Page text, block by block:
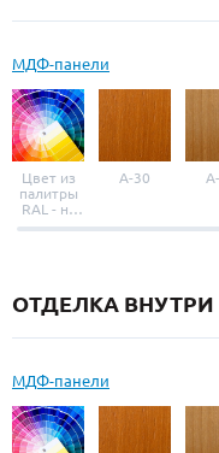
МДФ-панели
Цвет из
палитры
RAL - на
выбор
A-30
ОТДЕЛКА ВНУТРИ
МДФ-панели